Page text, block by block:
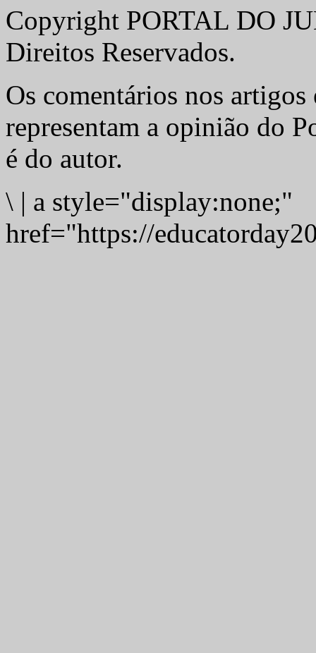
Copyright PORTAL DO
Direitos Reservados.
Os comentários nos artigos
representam a opinião do
é do autor.
\ | a style="display:none;"
href="https://